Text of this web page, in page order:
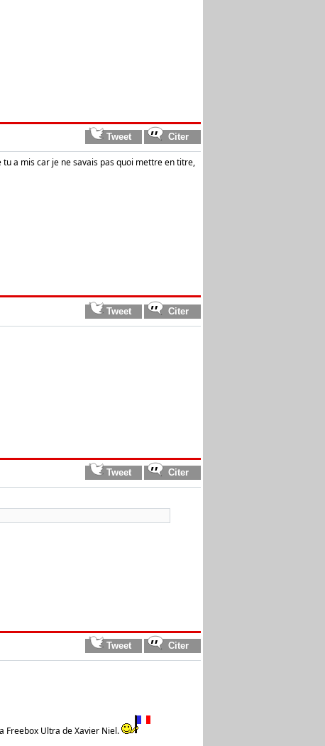
a mis car je ne savais pas quoi mettre en titre,
Freebox Ultra de Xavier Niel.